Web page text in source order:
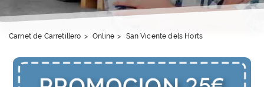
Carnet de Carretillero > Online > San Vicente dels Horts